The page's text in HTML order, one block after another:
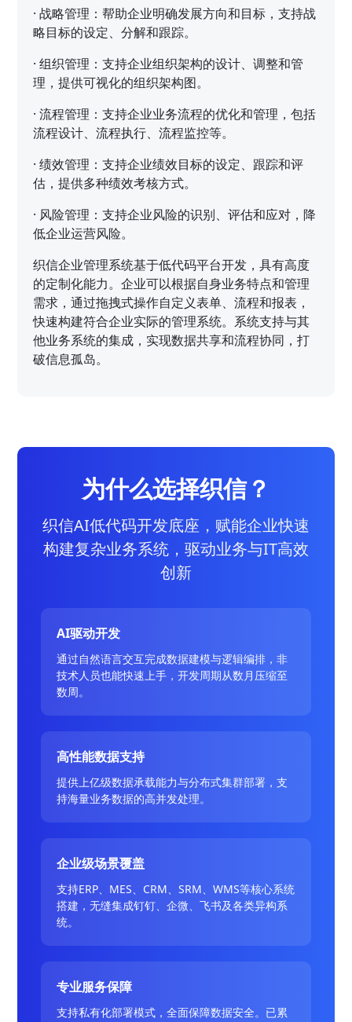
·战略管理：帮助企业明确发展方向和目标，支持战
略目标的设定、分解和跟踪。
·组织管理：支持企业组织架构的设计、调整和管
理，提供可视化的组织架构图。
·流程管理：支持企业业务流程的优化和管理，包括
流程设计、流程执行、流程监控等。
·绩效管理：支持企业绩效目标的设定、跟踪和评
估，提供多种绩效考核方式。
· 风险管理：支持企业风险的识别、评估和应对，降
低企业运营风险。
织信企业管理系统基于低代码平台开发，具有高度
的定制化能力。企业可以根据自身业务特点和管理
需求，通过拖拽式操作自定义表单、流程和报表，
快速构建符合企业实际的管理系统。系统支持与其
他业务系统的集成，实现数据共享和流程协同，打
破信息孤岛。
为什么选择织信？
织信AI低代码开发底座，赋能企业快速
构建复杂业务系统，驱动业务与IT高效
创新
AI驱动开发
通过自然语言交互完成数据建模与逻辑编排，非
技术人员也能快速上手，开发周期从数月压缩至
数周。
高性能数据支持
提供上亿级数据承载能力与分布式集群部署，支
持海量业务数据的高并发处理。
企业级场景覆盖
支持ERP、MES、CRM、SRM、WMS等核心系统
搭建，无缝集成钉钉、企微、飞书及各类异构系
统。
专业服务保障
支持私有化部署模式，全面保障数据安全。已累